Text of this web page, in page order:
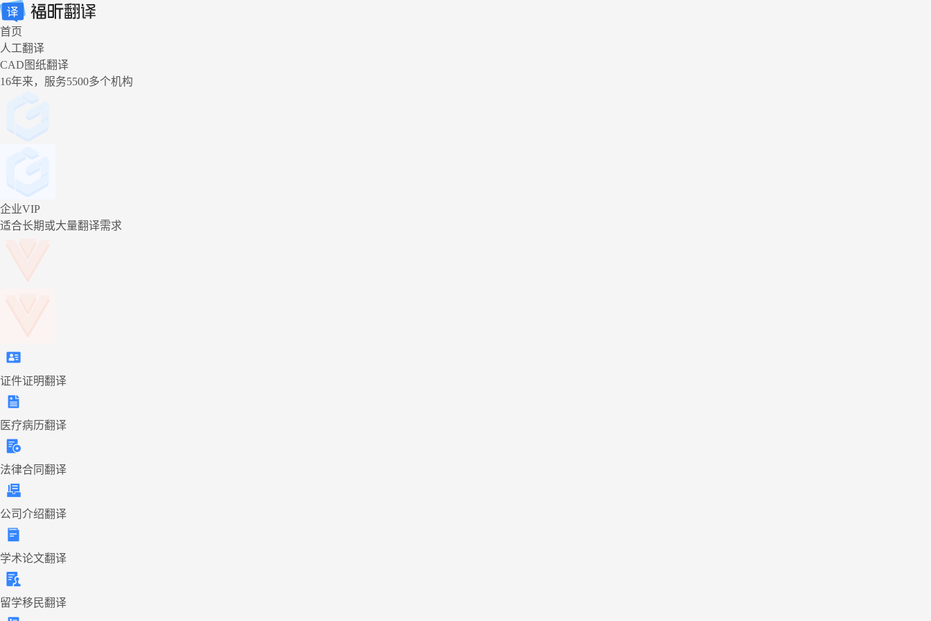
首页
人工翻译
CAD图纸翻译
16年来，服务5500多个机构
企业VIP
适合长期或大量翻译需求
证件证明翻译
医疗病历翻译
法律合同翻译
公司介绍翻译
学术论文翻译
留学移民翻译